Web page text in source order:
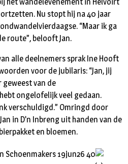
Nu stopt hij na 40 jaar
“Maar ik ga
route”, belooft Jan.
alle deelnemers sprak Ine Hooft
voor de jubilaris: “Jan, jij
van de
ongelofelijk veel gedaan.
verschuldigd.” Omringd door
in D’n Inbreng uit handen van de
en bloemen.